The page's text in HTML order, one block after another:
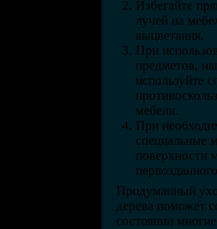
Избегайте
лучей на
выцветания.
При
предметов,
используйте
мебели.
При
специальные
поверхности
Продуманный
дерева поможет
состоянии